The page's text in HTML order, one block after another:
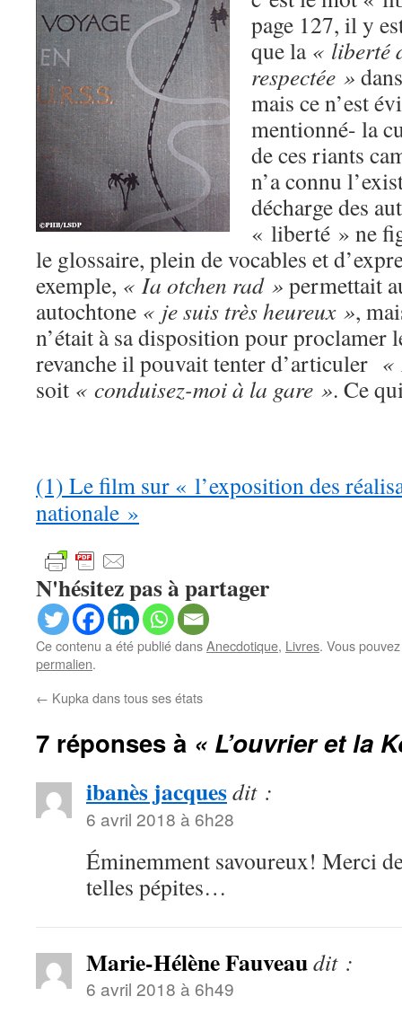
page 127, il y
que la « liberté
respectée »
mais ce n’est
mentionné- la
de ces riants
n’a connu
décharge des
« liberté » ne
le glossaire, plein de vocables et
exemple, « Ia otchen rad » permettait
autochtone « je suis très heureux »,
n’était à sa disposition pour proclamer
revanche il pouvait tenter d’articuler «
soit « conduisez-moi à la gare ». Ce
(1) Le film sur « l’exposition des
nationale »
N'hésitez pas à partager
Ce contenu a été publié dansAnecdotique, Livres. Vous
permalien.
← Kupka dans tous ses états
7 réponses à « L’ouvrier et la
ibanès jacquesdit :
6 avril 2018 à 6h28
Éminemment savoureux! Merci
telles pépites…
Marie-Hélène Fauveaudit :
6 avril 2018 à 6h49